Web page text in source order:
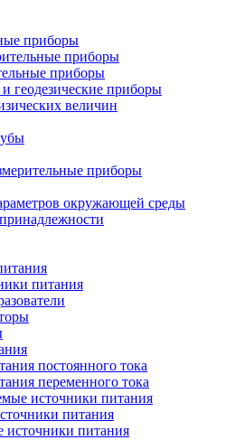
приборы
приборы
приборы
геодезические приборы
величин
приборы
окружающей среды
питания
постоянного тока
переменного тока
источники питания
питания
питания